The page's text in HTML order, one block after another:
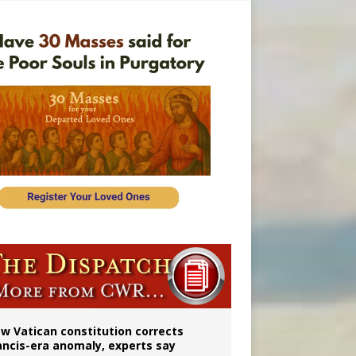
Vatican constitution corrects
era anomaly, experts say